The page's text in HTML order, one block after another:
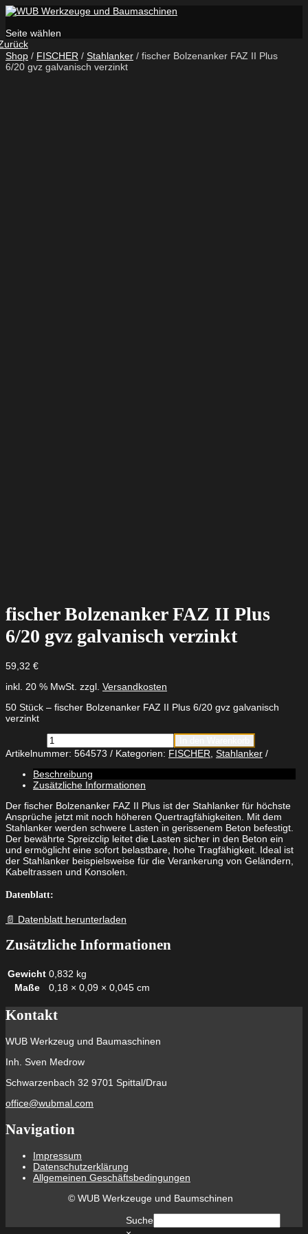
Seite wählen
Suche
Shop / FISCHER / Stahlanker / fischer Bolzenanker FAZ II Plus
6/20 gvz galvanisch verzinkt
fischer Bolzenanker FAZ II Plus
6/20 gvz galvanisch verzinkt
59,32 €
inkl. 20 % MwSt. zzgl. Versandkosten
50 Stück – fischer Bolzenanker FAZ II Plus 6/20 gvz galvanisch
verzinkt
fischer
Bolzenanker
FAZ
II
Plus
6/20
gvz
galvanisch
verzinkt
Menge
Artikelnummer: 564573 Kategorien: FISCHER Stahlanker
Beschreibung
Zusätzliche Informationen
Der fischer Bolzenanker FAZ II Plus ist der Stahlanker für höchste
Ansprüche jetzt mit noch höheren Quertragfähigkeiten. Mit dem
Stahlanker werden schwere Lasten in gerissenem Beton befestigt.
Der bewährte Spreizclip leitet die Lasten sicher in den Beton ein
und ermöglicht eine sofort belastbare, hohe Tragfähigkeit. Ideal ist
der Stahlanker beispielsweise für die Verankerung von Geländern,
Kabeltrassen und Konsolen.
Datenblatt:
📄 Datenblatt herunterladen
Zusätzliche Informationen
Gewicht 0,832 kg
Maße
0,18 × 0,09 × 0,045 cm
Kontakt
WUB Werkzeug und Baumaschinen
Inh. Sven Medrow
Schwarzenbach 32 9701 Spittal/Drau
office@wubmal.com
Navigation
Impressum
Datenschutzerklärung
Allgemeinen Geschäftsbedingungen
© WUB Werkzeuge und Baumschinen